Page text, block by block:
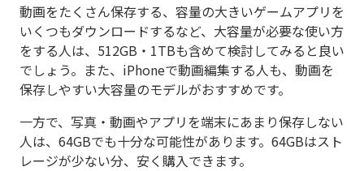
動画をたくさん保存する、容量の大きいゲームアプリを
いくつもダウンロードするなど、大容量が必要な使い方
をする人は、512GB・1TBも含めて検討してみると良い
でしょう。また、iPhoneで動画編集する人も、動画を
保存しやすい大容量のモデルがおすすめです。
一方で、写真・動画やアプリを端末にあまり保存しない
人は、64GBでも十分な可能性があります。64GBはスト
レージが少ない分、安く購入できます。